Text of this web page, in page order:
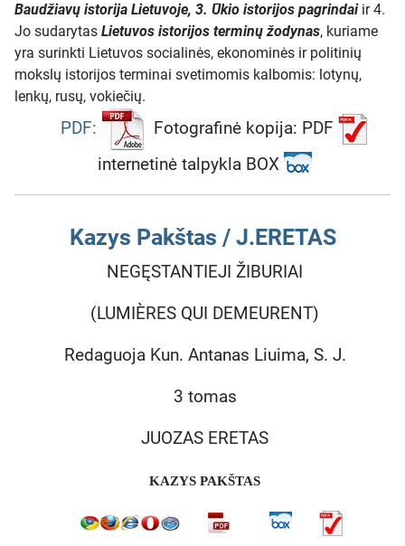
Baudžiavų istorija Lietuvoje, 3. Ūkio istorijos pagrindai ir 4.
Jo sudarytas Lietuvos istorijos terminų žodynas, kuriame
yra surinkti Lietuvos socialinės, ekonominės ir politinių
mokslų istorijos terminai svetimomis kalbomis: lotynų,
lenkų, rusų, vokiečių.
PDF:
Fotografinė kopija: PDF
internetinė talpykla BOX
Kazys Pakštas / J.ERETAS
NEGĘSTANTIEJI ŽIBURIAI
(LUMIÈRES QUI DEMEURENT)
Redaguoja Kun. Antanas Liuima, S. J.
3 tomas
JUOZAS ERETAS
KAZYS PAKŠTAS